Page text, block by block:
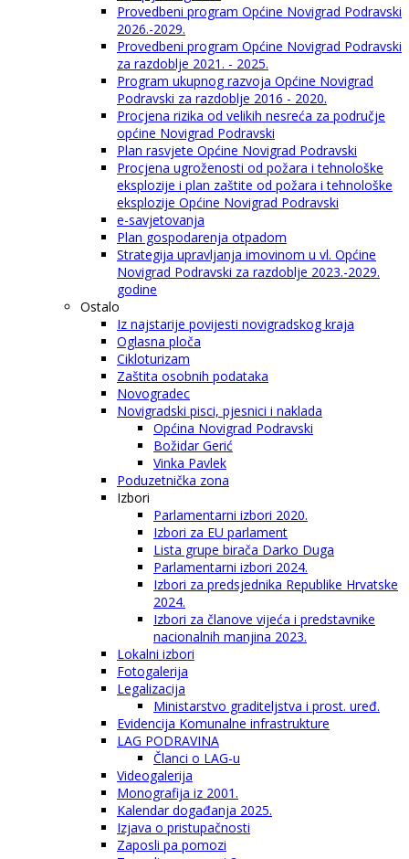
Provedbeni program Općine Novigrad Podravski
2026.-2029.
Provedbeni program Općine Novigrad Podravski
za razdoblje 2021. - 2025.
Program ukupnog razvoja Općine Novigrad
Podravski za razdoblje 2016 - 2020.
Procjena rizika od velikih nesreća za područje
općine Novigrad Podravski
Plan rasvjete Općine Novigrad Podravski
Procjena ugroženosti od požara i tehnološke
eksplozije i plan zaštite od požara i tehnološke
eksplozije Općine Novigrad Podravski
e-savjetovanja
Plan gospodarenja otpadom
Strategija upravljanja imovinom u vl. Općine
Novigrad Podravski za razdoblje 2023.-2029.
godine
Ostalo
Iz najstarije povijesti novigradskog kraja
Oglasna ploča
Cikloturizam
Zaštita osobnih podataka
Novogradec
Novigradski pisci, pjesnici i naklada
Općina Novigrad Podravski
Božidar Gerić
Vinka Pavlek
Poduzetnička zona
Izbori
Parlamentarni izbori 2020.
Izbori za EU parlament
Lista grupe birača Darko Duga
Parlamentarni izbori 2024.
Izbori za predsjednika Republike Hrvatske
2024.
Izbori za članove vijeća i predstavnike
nacionalnih manjina 2023.
Lokalni izbori
Fotogalerija
Legalizacija
Ministarstvo graditeljstva i prost. uređ.
Evidencija Komunalne infrastrukture
LAG PODRAVINA
Članci o LAG-u
Videogalerija
Monografija iz 2001.
Kalendar događanja 2025.
Izjava o pristupačnosti
Zaposli pa pomozi